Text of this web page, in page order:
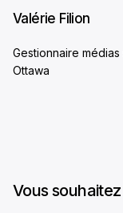
Valérie Filion
Gestionnaire médias
Ottawa
Vous